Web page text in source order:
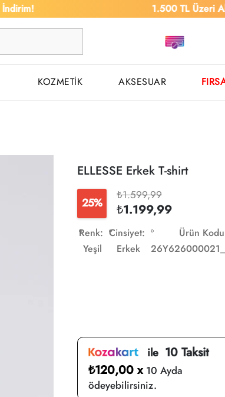
1.500 TL Üzeri
KOZMETİK AKSESUAR
ELLESSE Erkek T-shirt
25%
₺1.599,99
₺1.199,99
Renk:
Yeşil
Cinsiyet:
Erkek
Ürün
ile10 Taksit
₺120,00 x 10 Ayda
ödeyebilirsiniz.